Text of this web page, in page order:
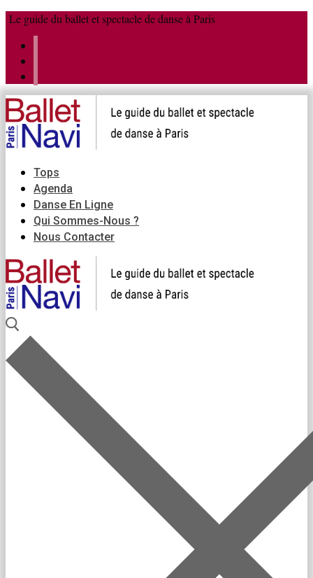
Aller
contenu
Menu
Fermer
Le guide du ballet et spectacle de danse à Paris
Tops
Agenda
Danse En Ligne
Qui Sommes-Nous ?
Nous Contacter